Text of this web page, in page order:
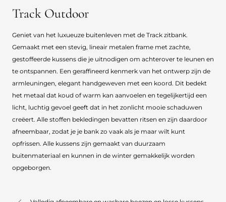
Track Outdoor
Geniet van het luxueuze buitenleven met de Track zitbank.
Gemaakt met een stevig, lineair metalen frame met zachte,
gestoffeerde kussens die je uitnodigen om achterover te leunen en
te ontspannen. Een geraffineerd kenmerk van het ontwerp zijn de
armleuningen, elegant handgeweven met een koord. Dit bedekt
het metaal dat koud of warm kan aanvoelen en tegelijkertijd een
licht, luchtig gevoel geeft dat in het zonlicht mooie schaduwen
creëert. Alle stoffen bekledingen bevatten ritsen en zijn daardoor
afneembaar, zodat je je bank zo vaak als je maar wilt kunt
opfrissen. Alle kussens zijn gemaakt van duurzaam
buitenmateriaal en kunnen in de winter gemakkelijk worden
opgeborgen.